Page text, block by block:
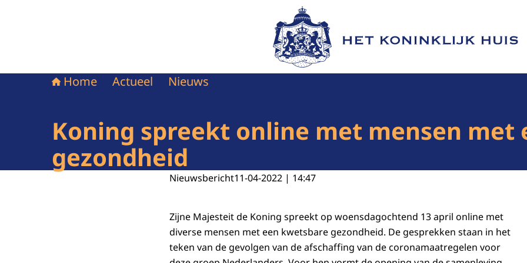
Naar de homepage van Het Koninklijk Huis
Home Actueel Nieuws
Koning spreekt online met mensen met
gezondheid
Nieuwsbericht11-04-2022 | 14:47
Zijne Majesteit de Koning spreekt op woensdagochtend 13 april online met
diverse mensen met een kwetsbare gezondheid. De gesprekken staan in het
teken van de gevolgen van de afschaffing van de coronamaatregelen voor